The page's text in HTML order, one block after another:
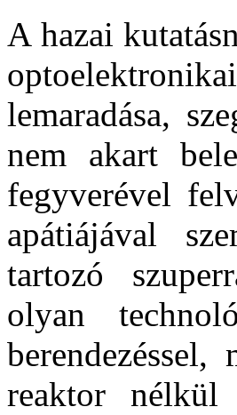
A hazai
lemaradása,
nem akart
fegyverével
apátiájával
tartozó
olyan
reaktor nélkül